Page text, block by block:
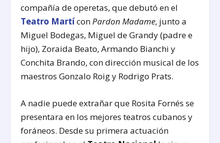
compañía de operetas, que debutó en el
Teatro MartíconPardon Madame, junto a
Miguel Bodegas, Miguel de Grandy (padre e
hijo), Zoraida Beato, Armando Bianchi y
Conchita Brando, con dirección musical de los
maestros Gonzalo Roig y Rodrigo Prats.
A nadie puede extrañar que Rosita Fornés se
presentara en los mejores teatros cubanos y
foráneos. Desde su primera actuación